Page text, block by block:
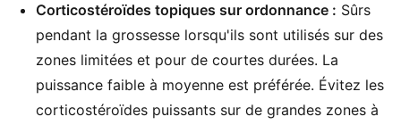
Corticostéroïdes topiques sur ordonnance : Sûrs
pendant la grossesse lorsqu'ils sont utilisés sur des
zones limitées et pour de courtes durées. La
puissance faible à moyenne est préférée. Évitez les
corticostéroïdes puissants sur de grandes zones à